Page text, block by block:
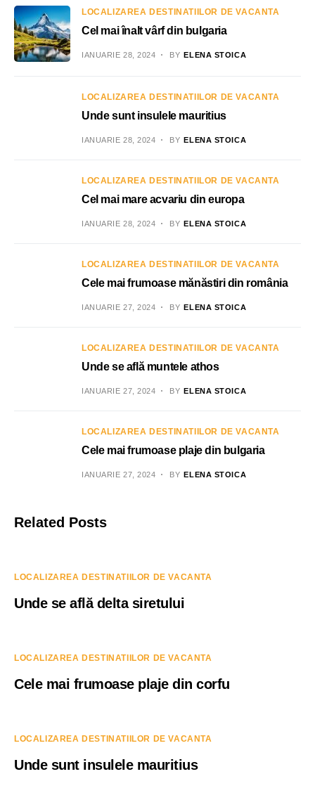
LOCALIZAREA DESTINATIILOR DE VACANTA
Cel mai înalt vârf din bulgaria
IANUARIE 28, 2024 BY ELENA STOICA
LOCALIZAREA DESTINATIILOR DE VACANTA
Unde sunt insulele mauritius
IANUARIE 28, 2024 BY ELENA STOICA
LOCALIZAREA DESTINATIILOR DE VACANTA
Cel mai mare acvariu din europa
IANUARIE 28, 2024 BY ELENA STOICA
LOCALIZAREA DESTINATIILOR DE VACANTA
Cele mai frumoase mănăstiri din românia
IANUARIE 27, 2024 BY ELENA STOICA
LOCALIZAREA DESTINATIILOR DE VACANTA
Unde se află muntele athos
IANUARIE 27, 2024 BY ELENA STOICA
LOCALIZAREA DESTINATIILOR DE VACANTA
Cele mai frumoase plaje din bulgaria
IANUARIE 27, 2024 BY ELENA STOICA
Related Posts
LOCALIZAREA DESTINATIILOR DE VACANTA
Unde se află delta siretului
LOCALIZAREA DESTINATIILOR DE VACANTA
Cele mai frumoase plaje din corfu
LOCALIZAREA DESTINATIILOR DE VACANTA
Unde sunt insulele mauritius